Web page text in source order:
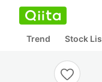
Trend Stock